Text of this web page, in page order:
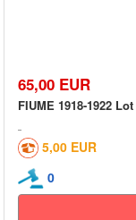
65,00 EUR
FIUME 1918-1922
5,00 EUR
0